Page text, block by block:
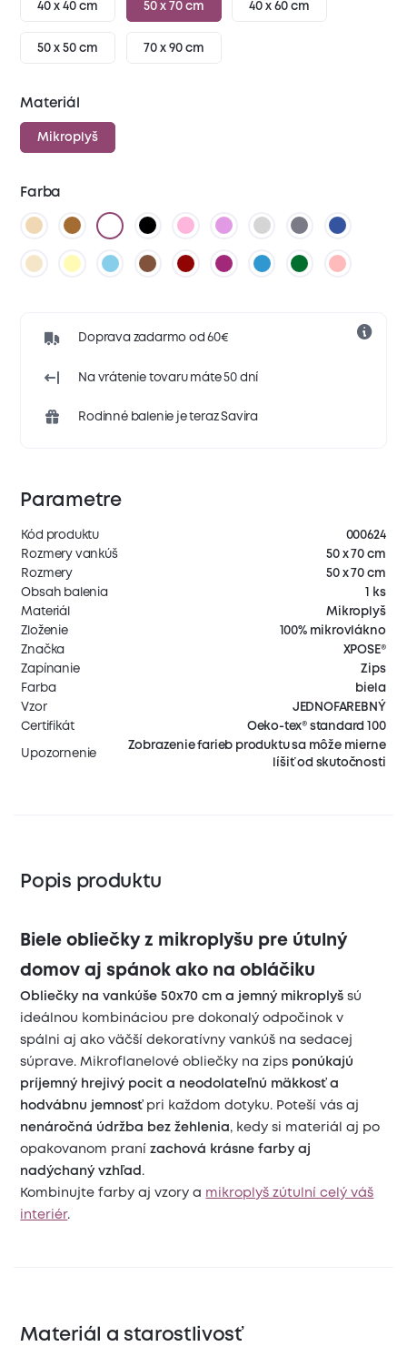
40 x 40 cm 50 x 70 cm 40 x 60 cm
50 x 50 cm 70 x 90 cm
Materiál
Mikroplyš
Farba
Doprava zadarmo od 60€
Na vrátenie tovaru máte 50 dní
Rodinné balenie je teraz Savira
Parametre
Kód produktu
000624
Rozmery vankúš
50 x 70 cm
Rozmery
50 x 70 cm
Obsah balenia
1 ks
Materiál
Mikroplyš
Zloženie
100% mikrovlákno
Značka
XPOSE®
Zapínanie
Zips
Farba
biela
Vzor
JEDNOFAREBNÝ
Certifikát
Oeko-tex® standard 100
Upozornenie
Zobrazenie farieb produktu sa môže mierne
líšiť od skutočnosti
Popis produktu
Biele obliečky z mikroplyšu pre útulný
domov aj spánok ako na obláčiku
Obliečky na vankúše 50x70 cm a jemný mikroplyš sú
ideálnou kombináciou pre dokonalý odpočinok v
spálni aj ako väčší dekoratívny vankúš na sedacej
súprave. Mikroflanelové obliečky na zips ponúkajú
príjemný hrejivý pocit a neodolateľnú mäkkosť a
hodvábnu jemnosťpri každom dotyku. Poteší vás aj
nenáročná údržba bez žehlenia, kedy si materiál aj po
opakovanom pranízachová krásne farby aj
nadýchaný vzhľad .
Kombinujte farby aj vzory a mikroplyš zútulní celý váš
interiér.
Materiál a starostlivosť